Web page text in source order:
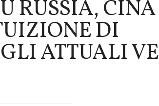
RUSSIA,
DI
ATTUALI